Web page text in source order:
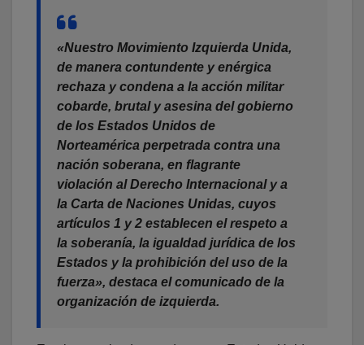
«Nuestro Movimiento Izquierda Unida,
de manera contundente y enérgica
rechaza y condena a la acción militar
cobarde, brutal y asesina del gobierno
de los Estados Unidos de
Norteamérica perpetrada contra una
nación soberana, en flagrante
violación al Derecho Internacional y a
la Carta de Naciones Unidas, cuyos
artículos 1 y 2 establecen el respeto a
la soberanía, la igualdad jurídica de los
Estados y la prohibición del uso de la
fuerza», destaca el comunicado de la
organización de izquierda.